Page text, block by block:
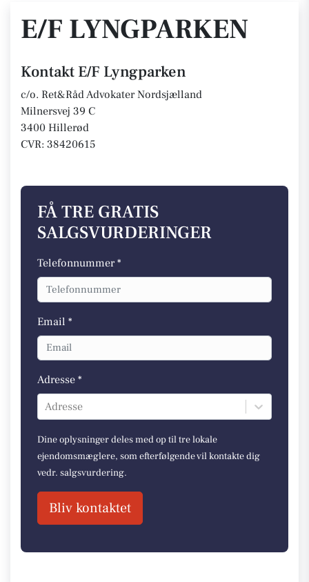
E/F LYNGPARKEN
Kontakt E/F Lyngparken
c/o. Ret&Råd Advokater Nordsjælland
Milnersvej 39 C
3400 Hillerød
CVR: 38420615
FÅ TRE GRATIS
SALGSVURDERINGER
Telefonnummer *
Email *
Adresse *
Adresse
Dine oplysninger deles med op til tre lokale
ejendomsmæglere, som efterfølgende vil kontakte dig
vedr. salgsvurdering.
Bliv kontaktet